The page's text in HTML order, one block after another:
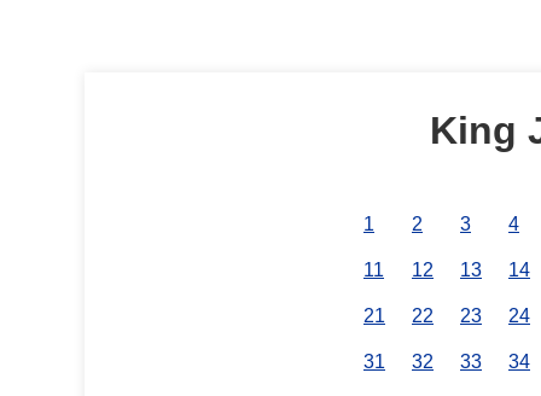
King
1 2 3 4
11 12 13 14
21 22 23 24
31 32 33 34